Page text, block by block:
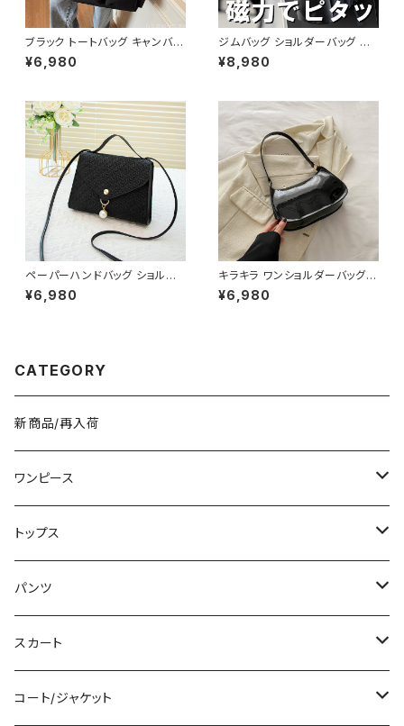
ブラック トートバッグ キャンバス
大容量 ポケット付き カジュアル
バッグ 韓国風バッグ マザーズバ
¥6,980
ジムバッグ ショルダーバッグ ボ
ディバッグ マグネット メンズ レ
ディース バッグ ボトルホルダー
トネス 韓国 ファッション オフィ
スカジュアル サッカー バスケ 野
球 運動 散歩 学生 部活 お洒落
磁気 撥水 防水 通勤 通学 男女
兼用 春 夏 秋 冬 春夏 秋冬 大
人 子供 K-B0179
¥8,980
ペーパーハンドバッグ ショルダ
ーバッグ パールチャームバッグ
レディース バック 軽量 カジュア
¥6,980
キラキラ ワンショルダーバッグ
パテントバッグ レディース バッグ
光沢感 コンパクト エレガント カ
¥6,980
CATEGORY
新商品/再入荷
ワンピース
ミニ/ショート
ミディアム/ミモレ
ロング/マキシ
袖付き
トップス
Tシャツ/カットソー
タンクトップ/キャミソール
シャツ/ブラウス
パンツ
ショート丈
クロップド丈
スカート
ミニ/ショート
コート/ジャケット